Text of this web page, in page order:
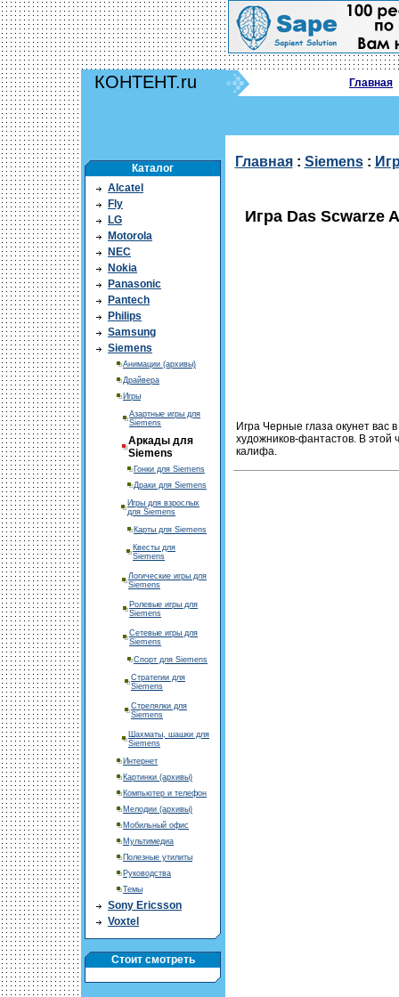
КОНТЕНТ.ru Главная
Каталог
Alcatel
Fly
LG
Motorola
NEC
Nokia
Panasonic
Pantech
Philips
Samsung
Siemens
Анимации (архивы)
Драйвера
Игры
Азартные игры для
Siemens
Аркады для
Siemens
Гонки для Siemens
Драки для Siemens
Игры для взрослых
для Siemens
Карты для Siemens
Квесты для
Siemens
Логические игры для
Siemens
Ролевые игры для
Siemens
Сетевые игры для
Siemens
Спорт для Siemens
Стратегии для
Siemens
Стрелялки для
Siemens
Шахматы, шашки для
Siemens
Интернет
Картинки (архивы)
Компьютер и телефон
Мелодии (архивы)
Мобильный офис
Мультимедиа
Полезные утилиты
Руководства
Темы
Sony Ericsson
Voxtel
Стоит смотреть
Главная: Siemens:
Игра Das Scwarze
Игра Черные глаза окунет вас
художников-фантастов. В этой
калифа.